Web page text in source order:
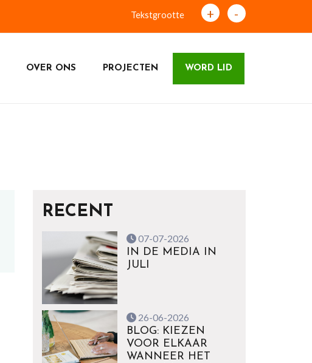
Tekstgrootte + -
OVER ONS PROJECTEN WORD LID
RECENT
07-07-2026
IN DE MEDIA IN
JULI
26-06-2026
BLOG: KIEZEN
VOOR ELKAAR
WANNEER HET